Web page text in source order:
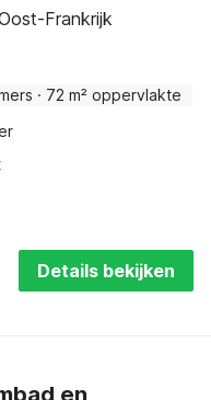
Frankrijk
· 72 m² oppervlakte
Details bekijken
en